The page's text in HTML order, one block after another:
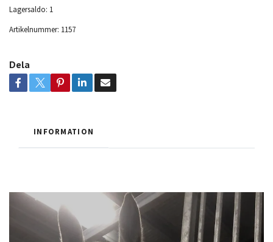
Lagersaldo: 1
Artikelnummer: 1157
Dela
INFORMATION